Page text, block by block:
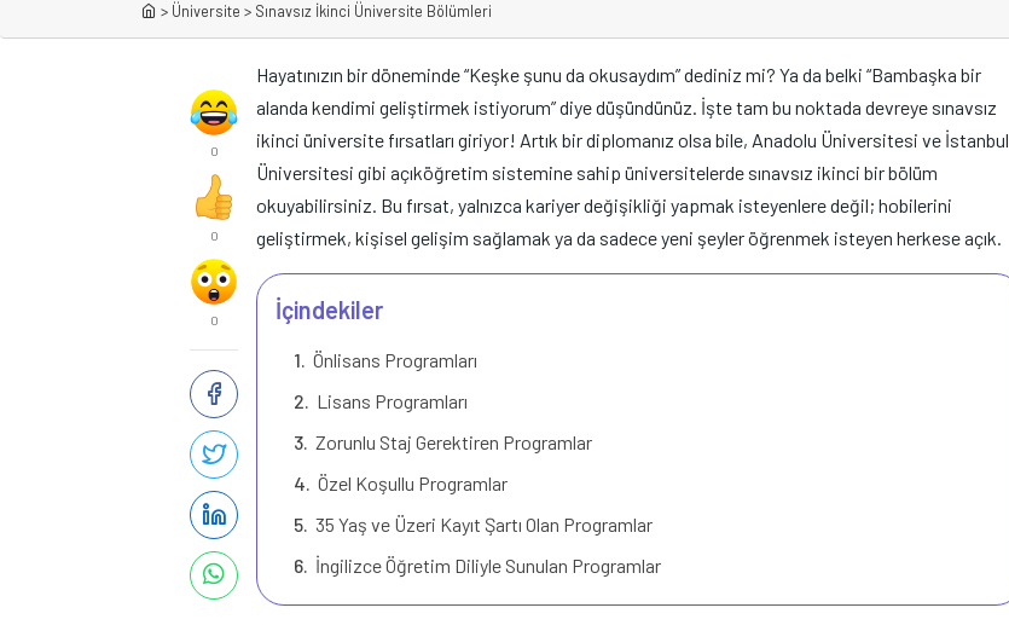
> Üniversite > Sınavsız İkinci Üniversite Bölümleri
0
0
0
Hayatınızın bir döneminde “Keşke şunu da okusaydım” dediniz mi? Ya da belki “Bambaşka bir
alanda kendimi geliştirmek istiyorum” diye düşündünüz. İşte tam bu noktada devreye sınavsız
ikinci üniversite fırsatları giriyor! Artık bir diplomanız olsa bile, Anadolu Üniversitesi ve İstanbul
Üniversitesi gibi açıköğretim sistemine sahip üniversitelerde sınavsız ikinci bir bölüm
okuyabilirsiniz. Bu fırsat, yalnızca kariyer değişikliği yapmak isteyenlere değil; hobilerini
geliştirmek, kişisel gelişim sağlamak ya da sadece yeni şeyler öğrenmek isteyen herkese açık.
İçindekiler
Önlisans Programları
Lisans Programları
Zorunlu Staj Gerektiren Programlar
Özel Koşullu Programlar
35 Yaş ve Üzeri Kayıt Şartı Olan Programlar
İngilizce Öğretim Diliyle Sunulan Programlar